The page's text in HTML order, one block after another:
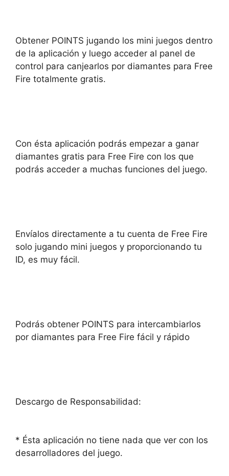
Obtener POINTS jugando los mini juegos dentro
de la aplicación y luego acceder al panel de
control para canjearlos por diamantes para Free
Fire totalmente gratis.
Con ésta aplicación podrás empezar a ganar
diamantes gratis para Free Fire con los que
podrás acceder a muchas funciones del juego.
Envíalos directamente a tu cuenta de Free Fire
solo jugando mini juegos y proporcionando tu
ID, es muy fácil.
Podrás obtener POINTS para intercambiarlos
por diamantes para Free Fire fácil y rápido
Descargo de Responsabilidad:
* Ésta aplicación no tiene nada que ver con los
desarrolladores del juego.